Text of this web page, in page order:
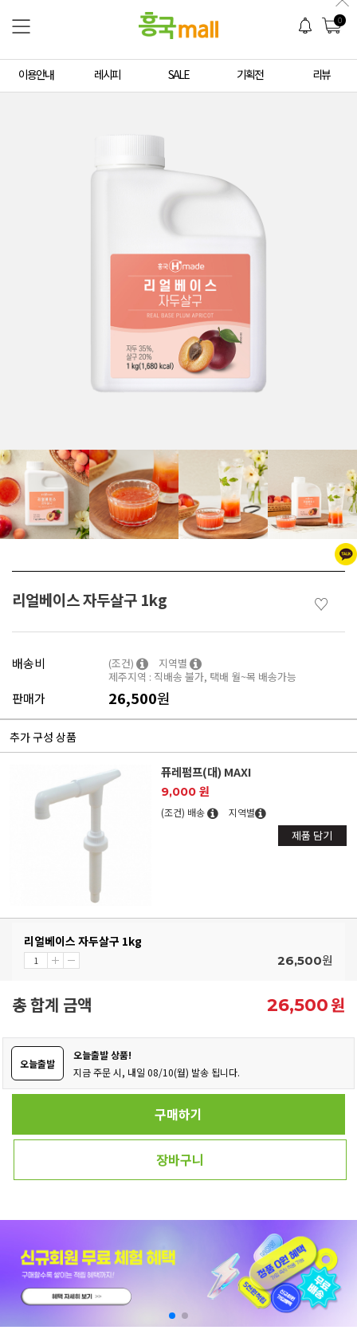
0
이용안내 레시피 SALE 기획전 리뷰
리얼베이스 자두살구 1kg ♡
배송비 (조건)
지역별
제주지역 : 직배송 불가, 택배 월~목 배송가능
판매가 26,500원
추가 구성 상품
퓨레펌프(대) MAXI
9,000 원
(조건) 배송 지역별
제품 담기
리얼베이스 자두살구 1kg
26,500원
총 합계 금액 26,500원
오늘출발
오늘출발 상품!
지금 주문 시, 내일 08/10(월) 발송 됩니다.
구매하기
장바구니